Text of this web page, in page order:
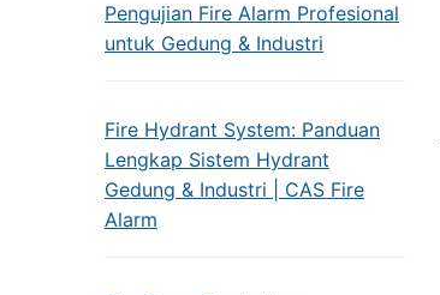
Pengujian Fire Alarm Profesional
untuk Gedung & Industri
Fire Hydrant System: Panduan
Lengkap Sistem Hydrant
Gedung & Industri | CAS Fire
Alarm